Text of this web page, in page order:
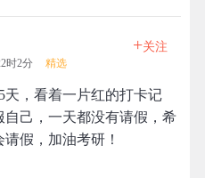
时2分 精选
+关注
天，看着一片红的打卡记
己，一天都没有请假，希
假，加油考研！